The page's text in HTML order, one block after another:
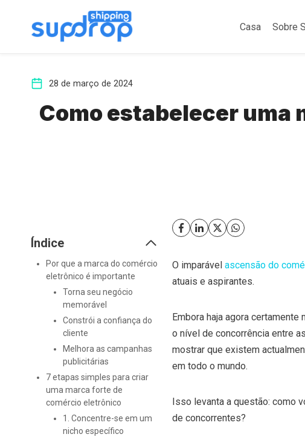
Casa Sobre
28 de março de 2024
Como estabelecer uma
Índice
Por que a marca do comércio
eletrônico é importante
Torna seu negócio
memorável
Constrói a confiança do
cliente
Melhora as campanhas
publicitárias
7 etapas simples para criar
uma marca forte de
comércio eletrônico
1. Concentre-se em um
nicho específico
O imparável ascensão do
atuais e aspirantes.
Embora haja agora
o nível de concorrência entre
mostrar que existem
em todo o mundo.
Isso levanta a questão: como
de concorrentes?